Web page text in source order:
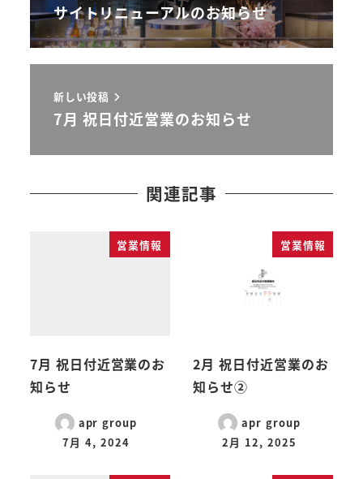
サイトリニューアルのお知らせ
新しい投稿
7月 祝日付近営業のお知らせ
関連記事
営業情報
7月 祝日付近営業のお
知らせ
apr group
7月 4, 2024
営業情報
2月 祝日付近営業のお
知らせ②
apr group
2月 12, 2025